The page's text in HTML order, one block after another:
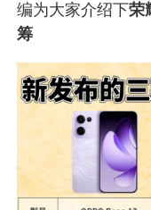
编为大家介绍下荣
筹